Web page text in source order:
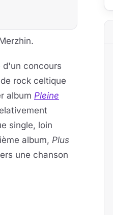
d'un concours
rock celtique
album Pleine
single, loin
album, Plus
une chanson